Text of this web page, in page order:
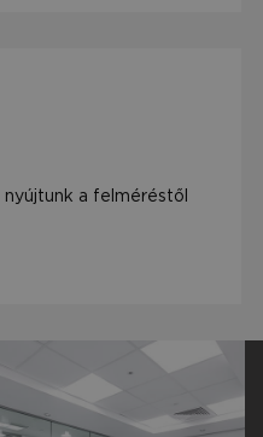
nyújtunk a felméréstől